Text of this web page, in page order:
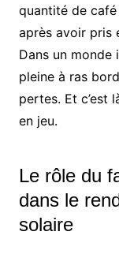
quantité de
après avoir pris
Dans un monde
pleine à ras
pertes. Et c’est
en jeu.
Le rôle du
dans le
solaire